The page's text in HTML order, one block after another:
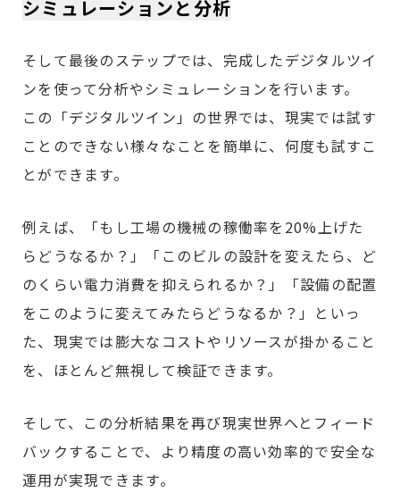
シミュレーションと分析
そして最後のステップでは、完成したデジタルツイ
ンを使って分析やシミュレーションを行います。
この「デジタルツイン」の世界では、現実では試す
ことのできない様々なことを簡単に、何度も試すこ
とができます。
例えば、「もし工場の機械の稼働率を20%上げた
らどうなるか？」「このビルの設計を変えたら、ど
のくらい電力消費を抑えられるか？」「設備の配置
をこのように変えてみたらどうなるか？」といっ
た、現実では膨大なコストやリソースが掛かること
を、ほとんど無視して検証できます。
そして、この分析結果を再び現実世界へとフィード
バックすることで、より精度の高い効率的で安全な
運用が実現できます。